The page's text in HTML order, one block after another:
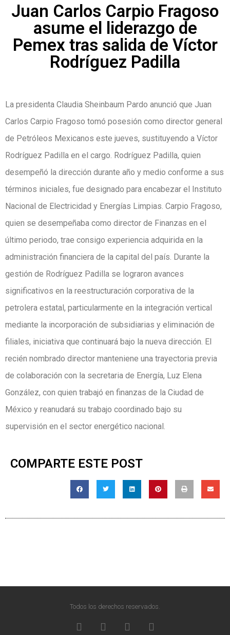
Juan Carlos Carpio Fragoso
asume el liderazgo de
Pemex tras salida de Víctor
Rodríguez Padilla
La presidenta Claudia Sheinbaum Pardo anunció que Juan
Carlos Carpio Fragoso tomó posesión como director general
de Petróleos Mexicanos este jueves, sustituyendo a Víctor
Rodríguez Padilla en el cargo. Rodríguez Padilla, quien
desempeñó la dirección durante año y medio conforme a sus
términos iniciales, fue designado para encabezar el Instituto
Nacional de Electricidad y Energías Limpias. Carpio Fragoso,
quien se desempeñaba como director de Finanzas en el
último periodo, trae consigo experiencia adquirida en la
administración financiera de la capital del país. Durante la
gestión de Rodríguez Padilla se lograron avances
significativos en la reestructuración corporativa de la
petrolera estatal, particularmente en la integración vertical
mediante la incorporación de subsidiarias y eliminación de
filiales, iniciativa que continuará bajo la nueva dirección. El
recién nombrado director manteniene una trayectoria previa
de colaboración con la secretaria de Energía, Luz Elena
González, con quien trabajó en finanzas de la Ciudad de
México y reanudará su trabajo coordinado bajo su
supervisión en el sector energético nacional.
COMPARTE ESTE POST
Todos los derechos reservados.